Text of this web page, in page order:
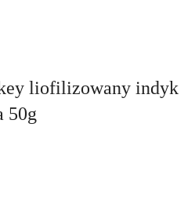
liofilizowany indyk
50g